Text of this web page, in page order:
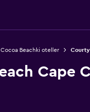
Cocoa Beachki oteller
Cape